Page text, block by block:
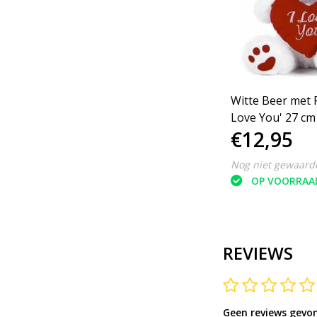
Witte Beer met
Love You' 27
pluche knuffel
€12,95
Nog niet
OP
REVIEWS
Geen reviews